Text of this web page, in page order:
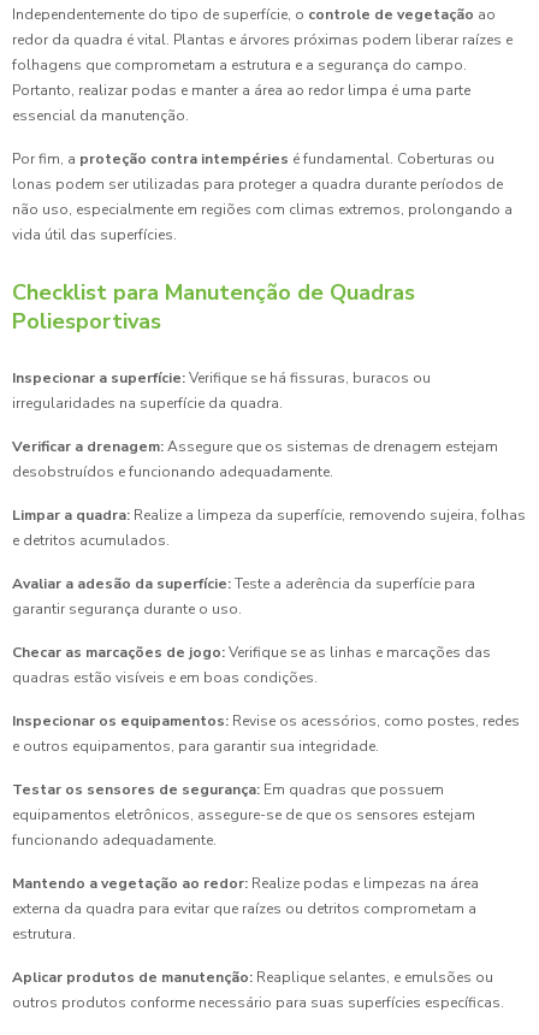
Independentemente do tipo de superfície, o controle de vegetação ao
redor da quadra é vital. Plantas e árvores próximas podem liberar raízes e
folhagens que comprometam a estrutura e a segurança do campo.
Portanto, realizar podas e manter a área ao redor limpa é uma parte
essencial da manutenção.
Por fim, a proteção contra intempéries é fundamental. Coberturas ou
lonas podem ser utilizadas para proteger a quadra durante períodos de
não uso, especialmente em regiões com climas extremos, prolongando a
vida útil das superfícies.
Checklist para Manutenção de Quadras
Poliesportivas
Inspecionar a superfície:Verifique se há fissuras, buracos ou
irregularidades na superfície da quadra.
Verificar a drenagem:Assegure que os sistemas de drenagem estejam
desobstruídos e funcionando adequadamente.
Limpar a quadra: Realize a limpeza da superfície, removendo sujeira, folhas
e detritos acumulados.
Avaliar a adesão da superfície:Teste a aderência da superfície para
garantir segurança durante o uso.
Checar as marcações de jogo:Verifique se as linhas e marcações das
quadras estão visíveis e em boas condições.
Inspecionar os equipamentos: Revise os acessórios, como postes, redes
e outros equipamentos, para garantir sua integridade.
Testar os sensores de segurança: Em quadras que possuem
equipamentos eletrônicos, assegure-se de que os sensores estejam
funcionando adequadamente.
Mantendo a vegetação ao redor: Realize podas e limpezas na área
externa da quadra para evitar que raízes ou detritos comprometam a
estrutura.
Aplicar produtos de manutenção: Reaplique selantes, e emulsões ou
outros produtos conforme necessário para suas superfícies específicas.